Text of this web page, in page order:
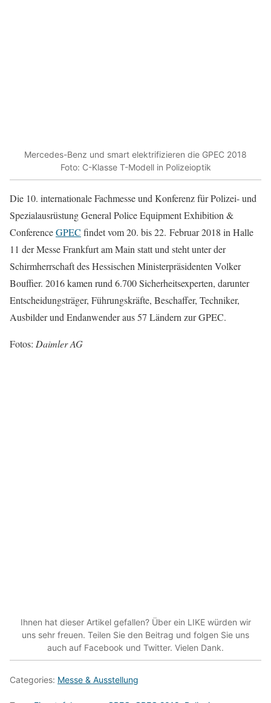
Mercedes-Benz und smart elektrifizieren die GPEC 2018
Foto: C-Klasse T-Modell in Polizeioptik
Die 10. internationale Fachmesse und Konferenz für Polizei- und
Spezialausrüstung General Police Equipment Exhibition &
ConferenceGPEC findet vom 20. bis 22. Februar 2018 in Halle
11 der Messe Frankfurt am Main statt und steht unter der
Schirmherrschaft des Hessischen Ministerpräsidenten Volker
Bouffier. 2016 kamen rund 6.700 Sicherheitsexperten, darunter
Entscheidungsträger, Führungskräfte, Beschaffer, Techniker,
Ausbilder und Endanwender aus 57 Ländern zur GPEC.
Fotos: Daimler AG
Ihnen hat dieser Artikel gefallen? Über ein LIKE würden wir
uns sehr freuen. Teilen Sie den Beitrag und folgen Sie uns
auch auf Facebook und Twitter. Vielen Dank.
Categories: Messe & Ausstellung